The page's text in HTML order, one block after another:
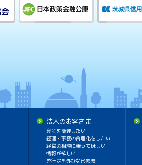
法人のお客さま
資金を調達したい
経理・事務の合理化をしたい
経営の相談に乗ってほしい
情報が欲しい
弊行定型外ひな形帳票